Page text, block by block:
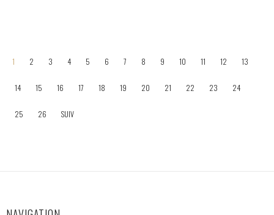
1 2 3 4 5 6 7 8 9 10 11 12 13
14 15 16 17 18 19 20 21 22 23 24
25 26 SUIV